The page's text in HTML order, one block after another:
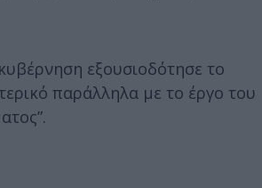
εξουσιοδότησε το
παράλληλα με το έργο του